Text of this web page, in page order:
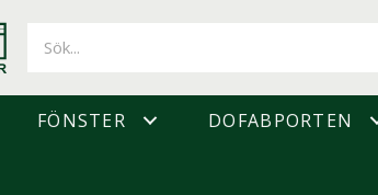
FÖNSTER DOFABPORTEN